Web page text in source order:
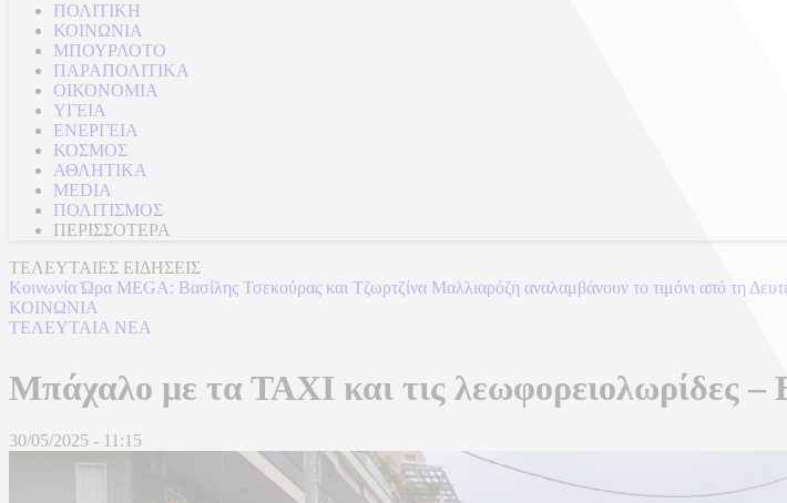
ΠΟΛΙΤΙΚΗ
ΚΟΙΝΩΝΙΑ
ΜΠΟΥΡΛΟΤΟ
ΠΑΡΑΠΟΛΙΤΙΚΑ
ΟΙΚΟΝΟΜΙΑ
ΥΓΕΙΑ
ΕΝΕΡΓΕΙΑ
ΚΟΣΜΟΣ
ΑΘΛΗΤΙΚΑ
MEDIA
ΠΟΛΙΤΙΣΜΟΣ
ΠΕΡΙΣΣΟΤΕΡΑ
ΤΕΛΕΥΤΑΙΕΣ ΕΙΔΗΣΕΙΣ
Κοινωνία Ώρα MEGA: Βασίλης Τσεκούρας και Τζωρτζίνα Μαλλιαρόζη αναλαμβάνουν το τιμόνι από τη
ΚΟΙΝΩΝΙΑ
ΤΕΛΕΥΤΑΙΑ ΝΕΑ
Μπάχαλο με τα ΤΑΧΙ και τις λεωφορειολωρίδες
30/05/2025 - 11:15